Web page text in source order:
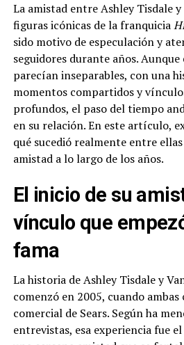
La amistad entre Ashley Tisdale y
figuras icónicas de la franquicia
sido motivo de especulación y
seguidores durante años.
parecían inseparables, con una
momentos compartidos y
profundos, el paso del tiempo
en su relación. En este artículo,
qué sucedió realmente entre
amistad a lo largo de los años.
El inicio de su
vínculo que
fama
La historia de Ashley Tisdale y
comenzó en 2005, cuando
comercial de Sears. Según ha
entrevistas, esa experiencia fue